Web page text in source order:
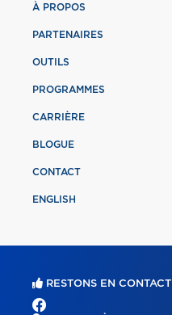
À PROPOS
PARTENAIRES
OUTILS
PROGRAMMES
CARRIÈRE
BLOGUE
CONTACT
ENGLISH
RESTONS EN CONTACT